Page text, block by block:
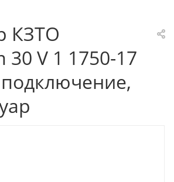
КЗТО
30 V 1 1750-17